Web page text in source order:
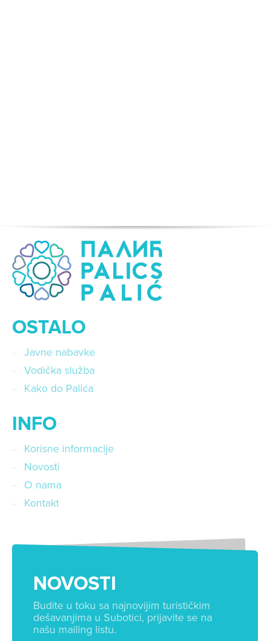
OSTALO
Javne nabavke
Vodička služba
Kako do Palića
INFO
Korisne informacije
Novosti
O nama
Kontakt
NOVOSTI
Budite u toku sa najnovijim turističkim
dešavanjima u Subotici, prijavite se na
našu mailing listu.